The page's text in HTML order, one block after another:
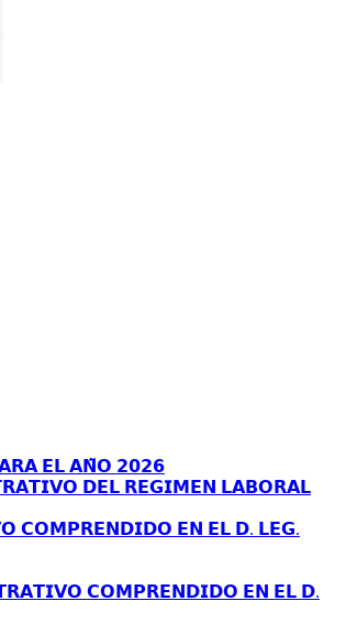
𝗘𝗟 𝗔𝗡̃𝗢 𝟮𝟬𝟮𝟲
𝗗𝗘𝗟 𝗥𝗘𝗚𝗜𝗠𝗘𝗡 𝗟𝗔𝗕𝗢𝗥𝗔𝗟
𝗖𝗢𝗠𝗣𝗥𝗘𝗡𝗗𝗜𝗗𝗢 𝗘𝗡 𝗘𝗟 𝗗. 𝗟𝗘𝗚.
𝗖𝗢𝗠𝗣𝗥𝗘𝗡𝗗𝗜𝗗𝗢 𝗘𝗡 𝗘𝗟 𝗗.